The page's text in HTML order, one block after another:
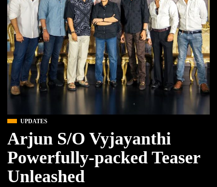
UPDATES
Arjun S/O Vyjayanthi
Powerfully-packed Teaser
Unleashed